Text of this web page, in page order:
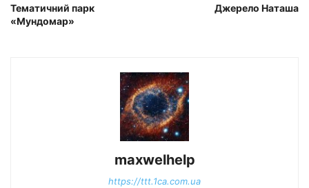
Тематичний парк
«Мундомар»
Джерело Наташа
maxwelhelp
https://ttt.1ca.com.ua